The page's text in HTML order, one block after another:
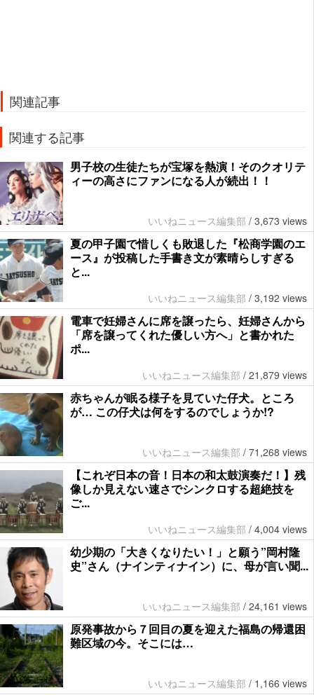
関連記事
関連する記事
男子校の生徒たちが宝塚を熱演！そのクオリテ
ィーの高さにファンになる人が続出！！
いいねニュース編集部 / 3,673 views
夏の甲子園で惜しくも敗退した『松商学園のエ
ース』が投稿した手書き文が素晴らしすぎる
と...
いいねニュース編集部 / 3,192 views
電車で妊婦さんに席を譲ったら、妊婦さんから
「席を譲ってくれた優しい方へ」と書かれた
ポ...
いいねニュース編集部 / 21,879 views
赤ちゃんが眠る様子を見ていた仔犬。ところ
が… この仔犬は何をするのでしょうか!?
いいねニュース編集部 / 71,268 views
【これぞ日本の音！日本の和太鼓演奏だ！】残
像しか見えない速さでシンクロする超絶技を
ご...
いいねニュース編集部 / 4,004 views
幼少期の「大きくなりたい！」と願う”岡村隆
史”さん（ナインティナイン）に、母が言い聞...
いいねニュース編集部 / 24,161 views
原発事故から７回目の夏を迎えた福島の帰還困
難区域の今。そこには…
いいねニュース編集部 / 1,166 views